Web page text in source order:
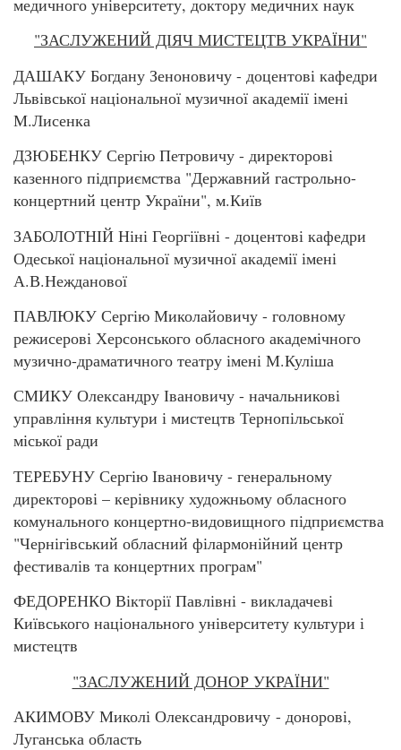
медичного університету, доктору медичних наук
"ЗАСЛУЖЕНИЙ ДІЯЧ МИСТЕЦТВ УКРАЇНИ"
ДАШАКУ Богдану Зеноновичу - доцентові кафедри
Львівської національної музичної академії імені
М.Лисенка
ДЗЮБЕНКУ Сергію Петровичу - директорові
казенного підприємства "Державний гастрольно-
концертний центр України", м.Київ
ЗАБОЛОТНІЙ Ніні Георгіївні - доцентові кафедри
Одеської національної музичної академії імені
А.В.Нежданової
ПАВЛЮКУ Сергію Миколайовичу - головному
режисерові Херсонського обласного академічного
музично-драматичного театру імені М.Куліша
СМИКУ Олександру Івановичу - начальникові
управління культури і мистецтв Тернопільської
міської ради
ТЕРЕБУНУ Сергію Івановичу - генеральному
директорові – керівнику художньому обласного
комунального концертно-видовищного підприємства
"Чернігівський обласний філармонійний центр
фестивалів та концертних програм"
ФЕДОРЕНКО Вікторії Павлівні - викладачеві
Київського національного університету культури і
мистецтв
"ЗАСЛУЖЕНИЙ ДОНОР УКРАЇНИ"
АКИМОВУ Миколі Олександровичу - донорові,
Луганська область